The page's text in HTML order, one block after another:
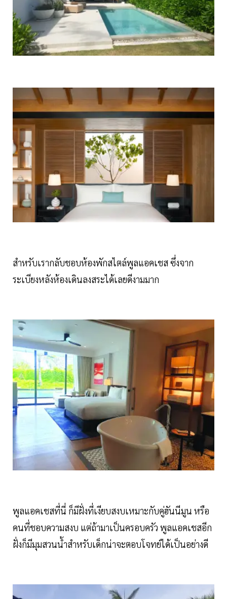
สำหรับเรากลับชอบห้องพักสไตล์พูลแอคเชส ซึ่งจาก
ระเบียงหลังห้องเดินลงสระได้เลยดีงามมาก
พูลแอคเชสที่นี่ ก็มีฝั่งที่เงียบสงบเหมาะกับคู่ฮันนีมูน หรือ
คนที่ชอบความสงบ แต่ถ้ามาเป็นครอบครัว พูลแอคเชสอีก
ฝั่งก็มีมุมสวนน้ำสำหรับเด็กน่าจะตอบโจทย์ได้เป็นอย่างดี